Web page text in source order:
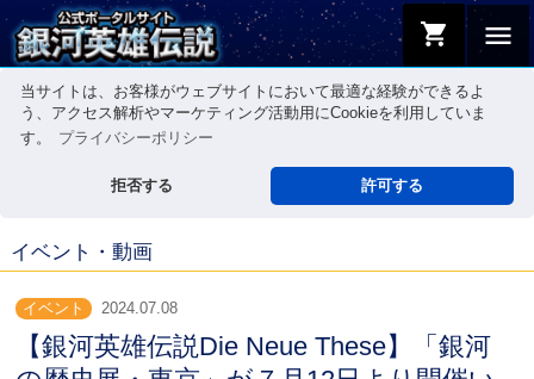
当サイトは、お客様がウェブサイトにおいて最適な経験ができるよ
う、アクセス解析やマーケティング活動用にCookieを利用していま
す。
プライバシーポリシー
拒否する 許可する
menu
shopping_cart
イベント・動画
イベント 2024.07.08
【銀河英雄伝説Die Neue These】「銀河